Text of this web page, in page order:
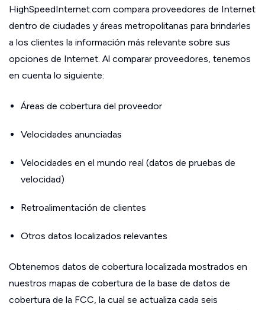
HighSpeedInternet.com compara proveedores de Internet
dentro de ciudades y áreas metropolitanas para brindarles
a los clientes la información más relevante sobre sus
opciones de Internet. Al comparar proveedores, tenemos
en cuenta lo siguiente:
Áreas de cobertura del proveedor
Velocidades anunciadas
Velocidades en el mundo real (datos de pruebas de
velocidad)
Retroalimentación de clientes
Otros datos localizados relevantes
Obtenemos datos de cobertura localizada mostrados en
nuestros mapas de cobertura de la base de datos de
cobertura de la FCC, la cual se actualiza cada seis